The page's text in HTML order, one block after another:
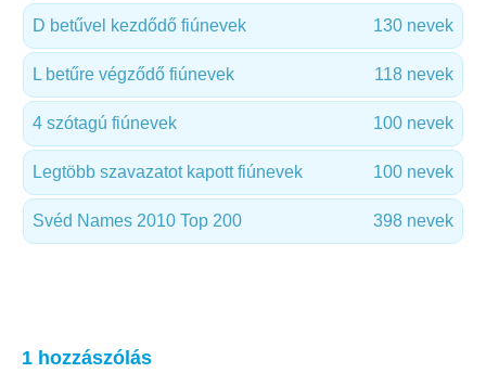
D betűvel kezdődő fiúnevek 130 nevek
L betűre végződő fiúnevek 118 nevek
4 szótagú fiúnevek 100 nevek
Legtöbb szavazatot kapott fiúnevek 100 nevek
Svéd Names 2010 Top 200 398 nevek
1 hozzászólás